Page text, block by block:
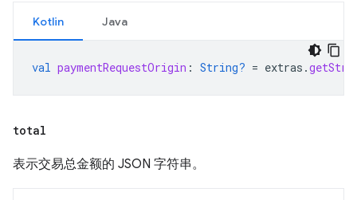
Kotlin Java
val paymentRequestOrigin : String? = extras .
total
表示交易总金额的 JSON 字符串。